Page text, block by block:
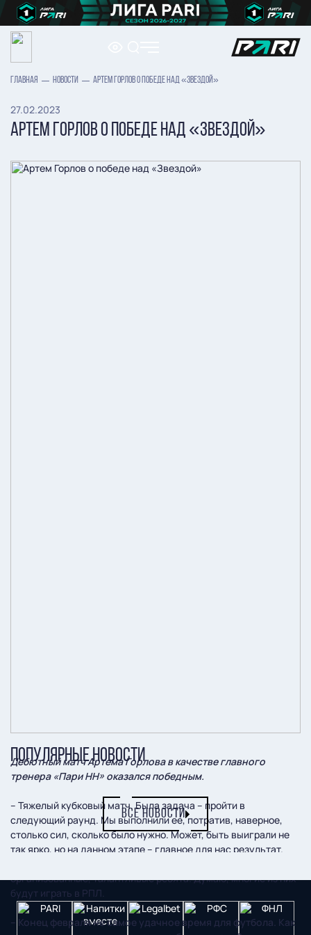
ГЛАВНАЯ НОВОСТИ АРТЕМ ГОРЛОВ О ПОБЕДЕ НАД «ЗВЕЗДОЙ»
27.02.2023
АРТЕМ ГОРЛОВ О ПОБЕДЕ НАД «ЗВЕЗДОЙ»
Дебютный матч Артема Горлова в качестве главного
тренера «Пари НН» оказался победным.
– Тяжелый кубковый матч. Была задача – пройти в
следующий раунд. Мы выполнили ее, потратив, наверное,
столько сил, сколько было нужно. Может, быть выиграли не
так ярко, но на данном этапе – главное для нас результат.
организованные, талантливые ребята. Думаю, многие из них
будут играть в РПЛ.
– Конец февраля не самое удачное время для футбола. Как
ПОПУЛЯРНЫЕ НОВОСТИ
ВСЕ НОВОСТИ